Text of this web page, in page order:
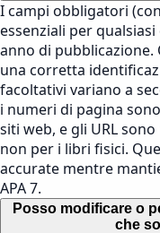
I campi obbligatori
essenziali per
anno di pubblicazione.
una corretta
facoltativi variano a
i numeri di pagina
siti web, e gli URL
non per i libri fisici.
accurate mentre
APA 7.
Posso modificare o
che